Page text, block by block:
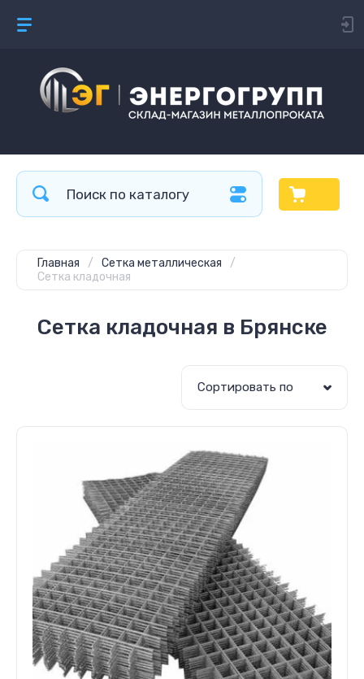
Главная / Сетка металлическая
/
Сетка кладочная
Сетка кладочная в Брянске
Сортировать по